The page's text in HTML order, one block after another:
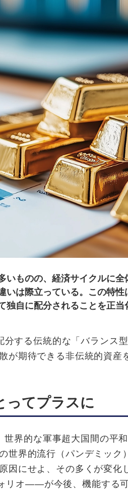
ものの、経済サイクルに
は際立っている。この特性
自に配分されることを正
する伝統的な「バランス
が期待できる⾮伝統的資産
ってプラスに
界的な軍事超大国間の平
世界的流行（パンデミック
因にせよ、その多くが変化
オ――が今後、機能する